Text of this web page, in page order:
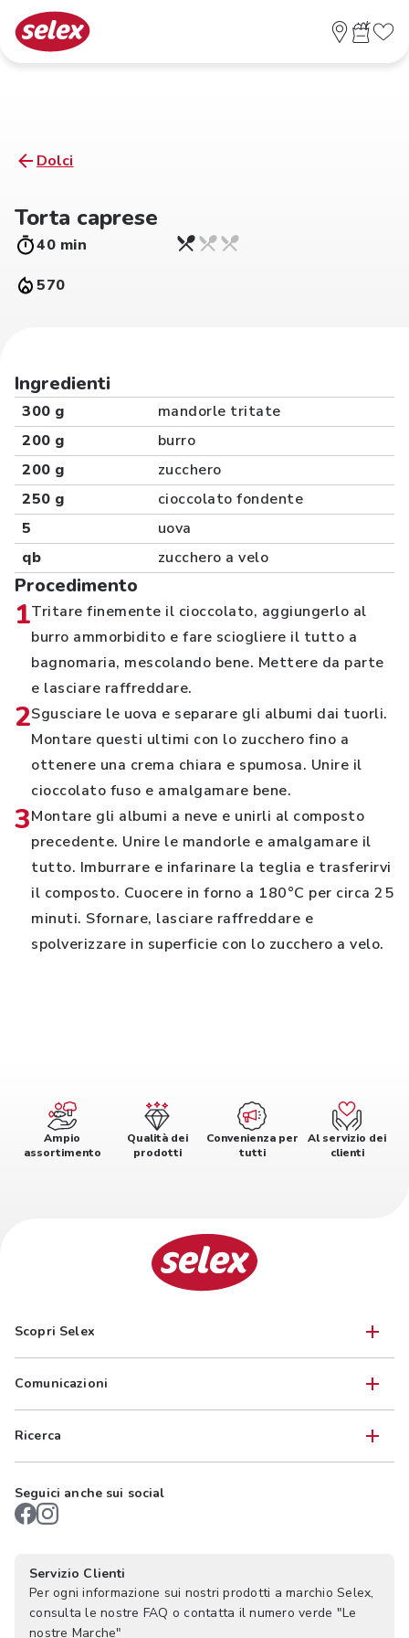
Dolci
Torta caprese
40 min
570
Ingredienti
300 g
mandorle tritate
200 g
burro
200 g
zucchero
250 g
cioccolato fondente
5
uova
qb
zucchero a velo
Procedimento
1Tritare finemente il cioccolato, aggiungerlo al
burro ammorbidito e fare sciogliere il tutto a
bagnomaria, mescolando bene. Mettere da parte
e lasciare raffreddare.
2Sgusciare le uova e separare gli albumi dai tuorli.
Montare questi ultimi con lo zucchero fino a
ottenere una crema chiara e spumosa. Unire il
cioccolato fuso e amalgamare bene.
3Montare gli albumi a neve e unirli al composto
precedente. Unire le mandorle e amalgamare il
tutto. Imburrare e infarinare la teglia e trasferirvi
il composto. Cuocere in forno a 180°C per circa 25
minuti. Sfornare, lasciare raffreddare e
spolverizzare in superficie con lo zucchero a velo.
Ampio
assortimento
Qualità dei
prodotti
Convenienza per
tutti
Al servizio dei
clienti
Scopri Selex
Comunicazioni
Ricerca
Seguici anche sui social
Servizio Clienti
Per ogni informazione sui nostri prodotti a marchio Selex,
consulta le nostre FAQ o contatta il numero verde "Le
nostre Marche"